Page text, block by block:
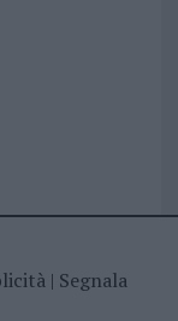
| Segnala